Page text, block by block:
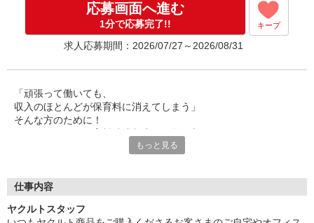
初めての方・少しでも不安のある方、お気軽にお問
い合わせください！
※収入補償／
扶養内YL75,000円/月
※収入補償期間／12ヶ月間
◆商品買取りなし！働いた分はしっかり稼げます◎
※研修期間／14日間／3,277円／日
収入保障期間：12か月
応募画面へ進む
1分で応募完了!! キープ
求人応募期間：2026/07/27～2026/08/31
「頑張って働いても、
収入のほとんどが保育料に消えてしまう」
そんな方のために！
一般の保育園に子どもを預けている方をバックアップ◎
◆急なお休みにもスタッフ同士で快くフォロー
もっと見る
仕事内容
ヤクルトスタッフ